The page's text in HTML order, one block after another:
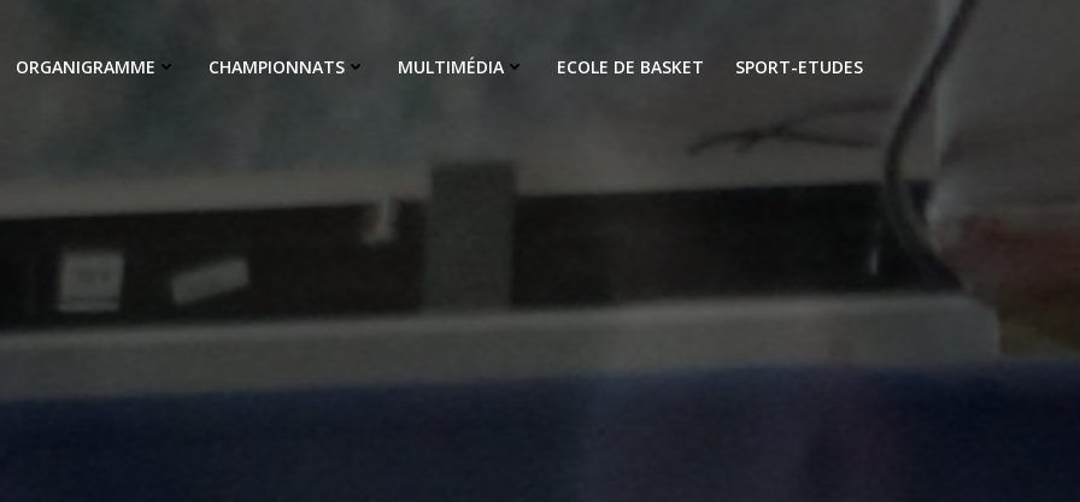
ORGANIGRAMME CHAMPIONNATS MULTIMÉDIA ECOLE DE BASKET SPORT-ETUDES